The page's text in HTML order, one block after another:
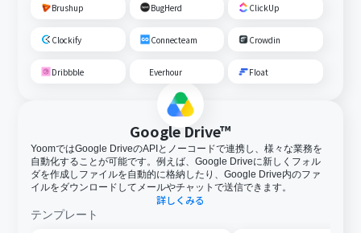
Brushup BugHerd ClickUp
Clockify Connecteam Crowdin
Dribbble Everhour Float
Google Drive™
YoomではGoogle DriveのAPIとノーコードで連携し、様々な業務を
自動化することが可能です。例えば、Google Driveに新しくフォル
ダを作成しファイルを自動的に格納したり、Google Drive内のファ
イルをダウンロードしてメールやチャットで送信できます。
詳しくみる
テンプレート